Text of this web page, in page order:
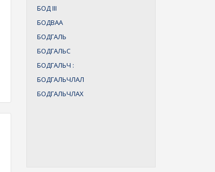
БОДIII
БОДВАА
БОДГАЛЬ
БОДГАЛЬС
БОДГАЛЬЧ :
БОДГАЛЬЧЛАЛ
БОДГАЛЬЧЛАХ